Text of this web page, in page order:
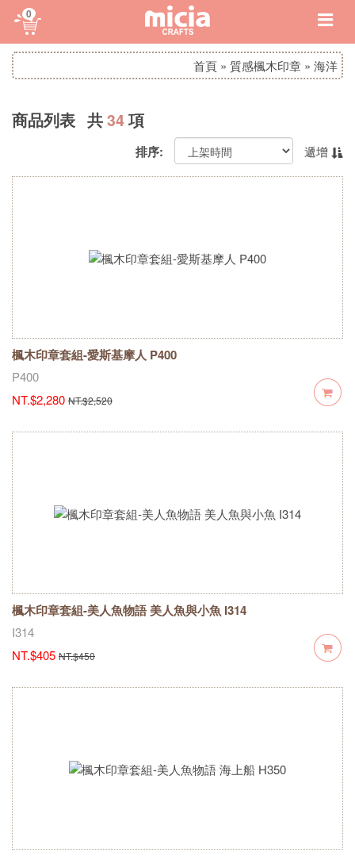
0
首頁 » 質感楓木印章 » 海洋
商品列表 共34 項
排序: 遞增
楓木印章套組-愛斯基摩人 P400
P400
NT.$2,280 NT.$2,520
楓木印章套組-美人魚物語 美人魚與小魚 I314
I314
NT.$405 NT.$450